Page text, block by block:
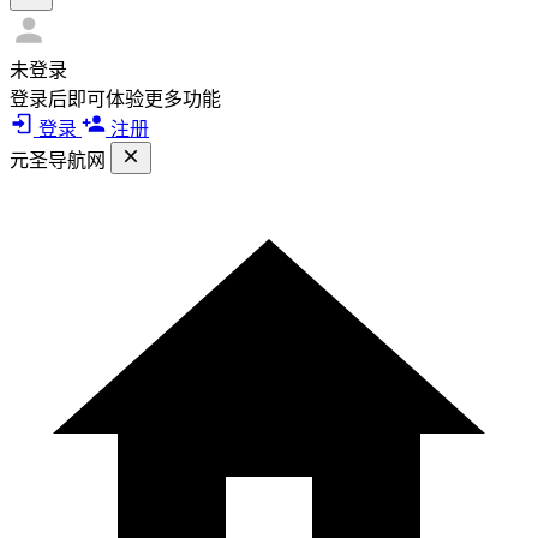
未登录
登录后即可体验更多功能
登录
注册
元圣导航网